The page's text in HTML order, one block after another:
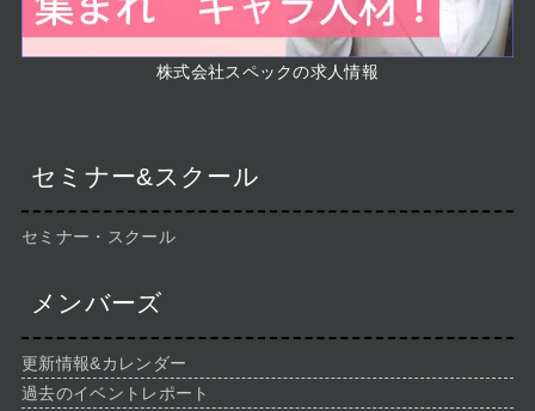
株式会社スペックの求人情報
セミナー&スクール
セミナー・スクール
メンバーズ
更新情報&カレンダー
過去のイベントレポート